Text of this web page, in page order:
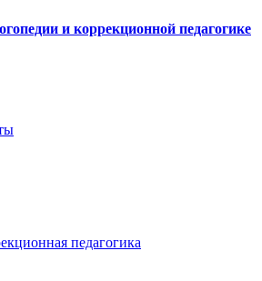
и коррекционной педагогике
педагогика